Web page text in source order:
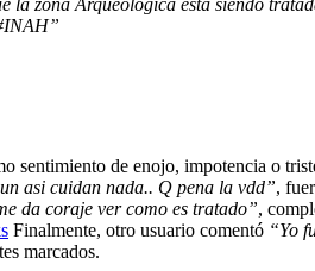
zona Arqueologica esta siendo
de enojo, impotencia o
asi cuidan nada.. Q pena la vdd”,
da coraje ver como es tratado”,
Finalmente, otro usuario comentó “Yo
marcados.